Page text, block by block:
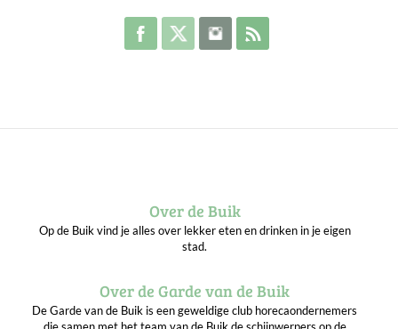
Volg de Buik op Facebook
Volg de Buik op Twitter
Volg de Buik op Instagram
Over de Buik
Op de Buik vind je alles over lekker eten en drinken in je eigen
stad.
Over de Garde van de Buik
De Garde van de Buik is een geweldige club horecaondernemers